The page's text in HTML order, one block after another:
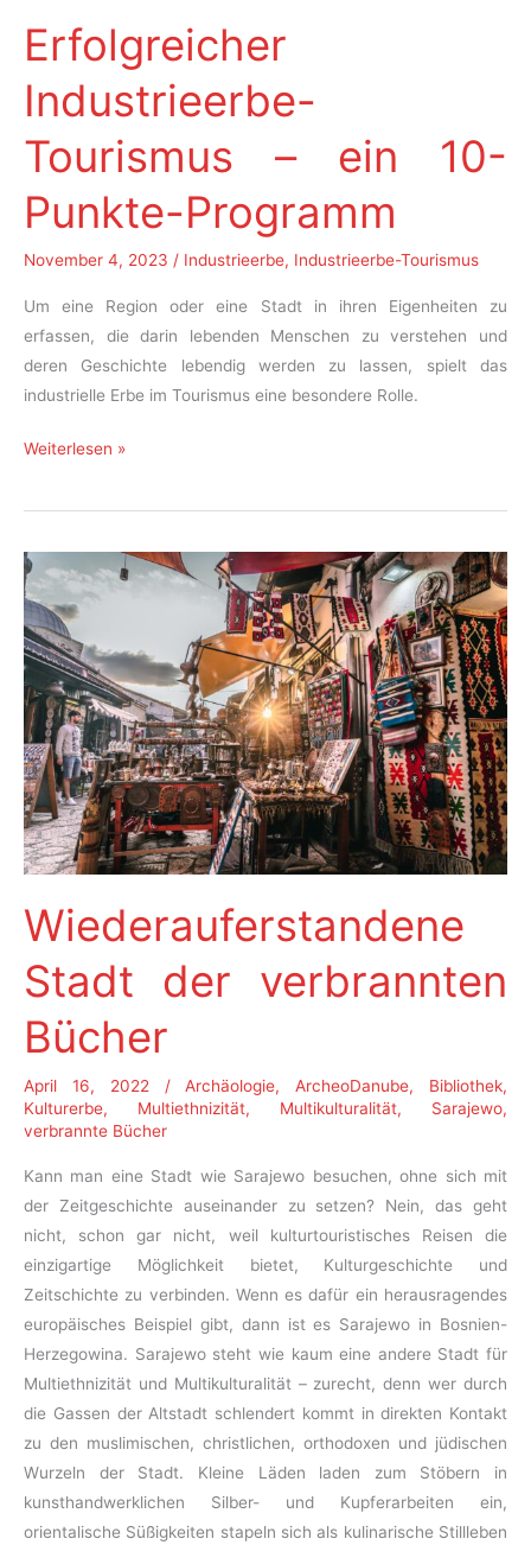
Erfolgreicher
Industrieerbe-
Tourismus – ein 10-
Punkte-Programm
November 4, 2023 / Industrieerbe, Industrieerbe-Tourismus
Um eine Region oder eine Stadt in ihren Eigenheiten zu
erfassen, die darin lebenden Menschen zu verstehen und
deren Geschichte lebendig werden zu lassen, spielt das
industrielle Erbe im Tourismus eine besondere Rolle.
Erfolgreicher
Tourismus
ein
10-
Punkte-
Programm
Weiterlesen »
Wiederauferstandene
Stadt der verbrannten
Bücher
April 16, 2022 /Archäologie,ArcheoDanube, Bibliothek,
Kulturerbe, Multiethnizität, Multikulturalität, Sarajewo,
verbrannte Bücher
Kann man eine Stadt wie Sarajewo besuchen, ohne sich mit
der Zeitgeschichte auseinander zu setzen? Nein, das geht
nicht, schon gar nicht, weil kulturtouristisches Reisen die
einzigartige Möglichkeit bietet, Kulturgeschichte und
Zeitschichte zu verbinden. Wenn es dafür ein herausragendes
europäisches Beispiel gibt, dann ist es Sarajewo in Bosnien-
Herzegowina. Sarajewo steht wie kaum eine andere Stadt für
Multiethnizität und Multikulturalität – zurecht, denn wer durch
die Gassen der Altstadt schlendert kommt in direkten Kontakt
zu den muslimischen, christlichen, orthodoxen und jüdischen
Wurzeln der Stadt. Kleine Läden laden zum Stöbern in
kunsthandwerklichen Silber- und Kupferarbeiten ein,
orientalische Süßigkeiten stapeln sich als kulinarische Stillleben